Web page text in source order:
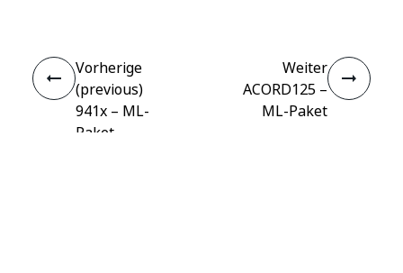
Vorherige
(previous)
941x – ML-
Paket
Weiter
ACORD125 –
ML-Paket